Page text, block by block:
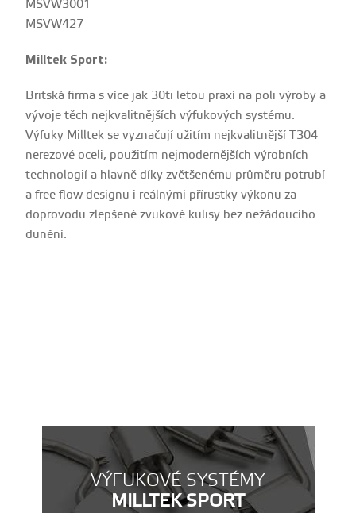
MSVW3001
MSVW427
Milltek Sport:
Britská firma s více jak 30ti letou praxí na poli výroby a
vývoje těch nejkvalitnějších výfukových systému.
Výfuky Milltek se vyznačují užitím nejkvalitnější T304
nerezové oceli, použitím nejmodernějších výrobních
technologií a hlavně díky zvětšenému průměru potrubí
a free flow designu i reálnými přírustky výkonu za
doprovodu zlepšené zvukové kulisy bez nežádoucího
dunění.
VÝFUKOVÉ SYSTÉMY
MILLTEK SPORT